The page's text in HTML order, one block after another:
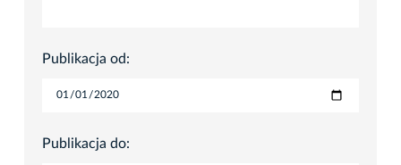
Publikacja od:
Publikacja do: